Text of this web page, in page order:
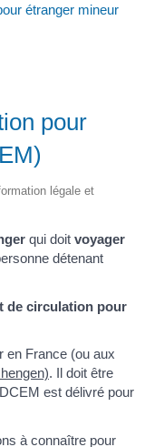
étranger mineur
pour
légale et
qui doit voyager
détenant
de circulation pour
en France (ou aux
. Il doit être
est délivré pour
à connaître pour